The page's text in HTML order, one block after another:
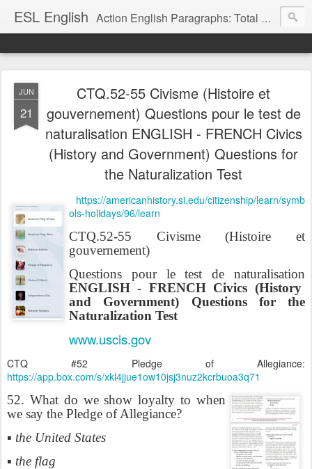
ESL English Action English Paragraphs: Total Physical Response (TPR) Paragraphs for the High School and Adult Language Student
JUN
21
CTQ.52-55 Civisme (Histoire et
gouvernement) Questions pour le test de
naturalisation ENGLISH - FRENCH Civics
(History and Government) Questions for
the Naturalization Test
https://americanhistory.si.edu/citizenship/learn/symb
ols-holidays/96/learn
CTQ.52-55 Civisme (Histoire et
gouvernement)
Questions pour le test de naturalisation
ENGLISH - FRENCH Civics (History
and Government) Questions for the
Naturalization Test
www.uscis.gov
CTQ #52 Pledge of Allegiance:
https://app.box.com/s/xkl4jjue1ow10jsj3nuz2kcrbuoa3q71
52. What do we show loyalty to when
we say the Pledge of Allegiance?
▪ the United States
▪ the flag